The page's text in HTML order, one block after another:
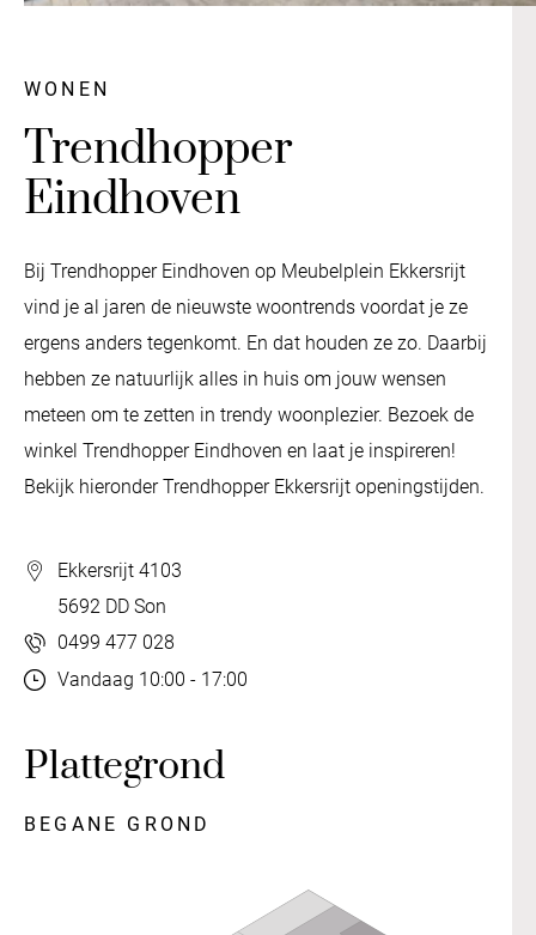
WONEN
Trendhopper
Eindhoven
Bij Trendhopper Eindhoven op Meubelplein Ekkersrijt
vind je al jaren de nieuwste woontrends voordat je ze
ergens anders tegenkomt. En dat houden ze zo. Daarbij
hebben ze natuurlijk alles in huis om jouw wensen
meteen om te zetten in trendy woonplezier. Bezoek de
winkel Trendhopper Eindhoven en laat je inspireren!
Bekijk hieronder Trendhopper Ekkersrijt openingstijden.
Ekkersrijt 4103
5692 DD Son
0499 477 028
Vandaag 10:00 - 17:00
Plattegrond
BEGANE GROND